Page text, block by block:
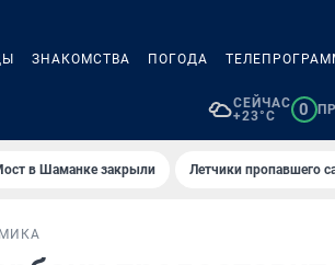
ЗНАКОМСТВА ПОГОДА
СЕЙЧАС
+23°C
0
в Шаманке закрыли Летчики пропавшего